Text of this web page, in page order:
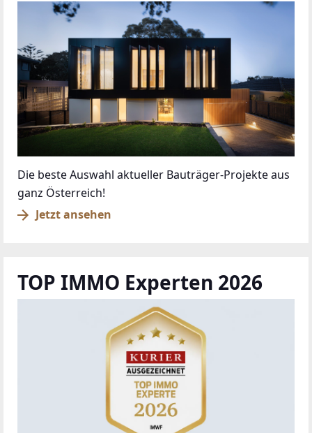
Die beste Auswahl aktueller Bauträger-Projekte aus
ganz Österreich!
Jetzt ansehen
TOP IMMO Experten 2026